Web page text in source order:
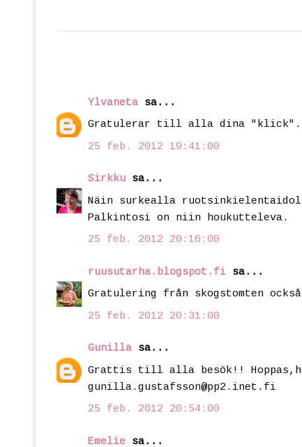
Ylvaneta sa...
Gratulerar till alla dina "klick".
25 feb. 2012 19:41:00
Sirkku sa...
Näin surkealla
Palkintosi on niin houkutteleva.
25 feb. 2012 20:16:00
ruusutarha.blogspot.fi sa...
Gratulering från skogstomten
25 feb. 2012 20:31:00
Gunilla sa...
Grattis till alla besök!!
gunilla.gustafsson@pp2.inet.fi
25 feb. 2012 20:54:00
Emelie sa...